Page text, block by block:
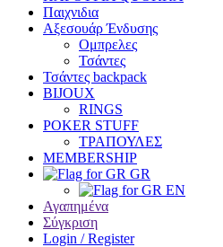
Παιχνιδια
Αξεσουάρ Ένδυσης
Oμπρελες
Τσάντες
Τσάντες backpack
BIJOUX
RINGS
POKER STUFF
ΤΡΑΠΟΥΛΕΣ
MEMBERSHIP
GR
EN
Αγαπημένα
Σύγκριση
Login / Register